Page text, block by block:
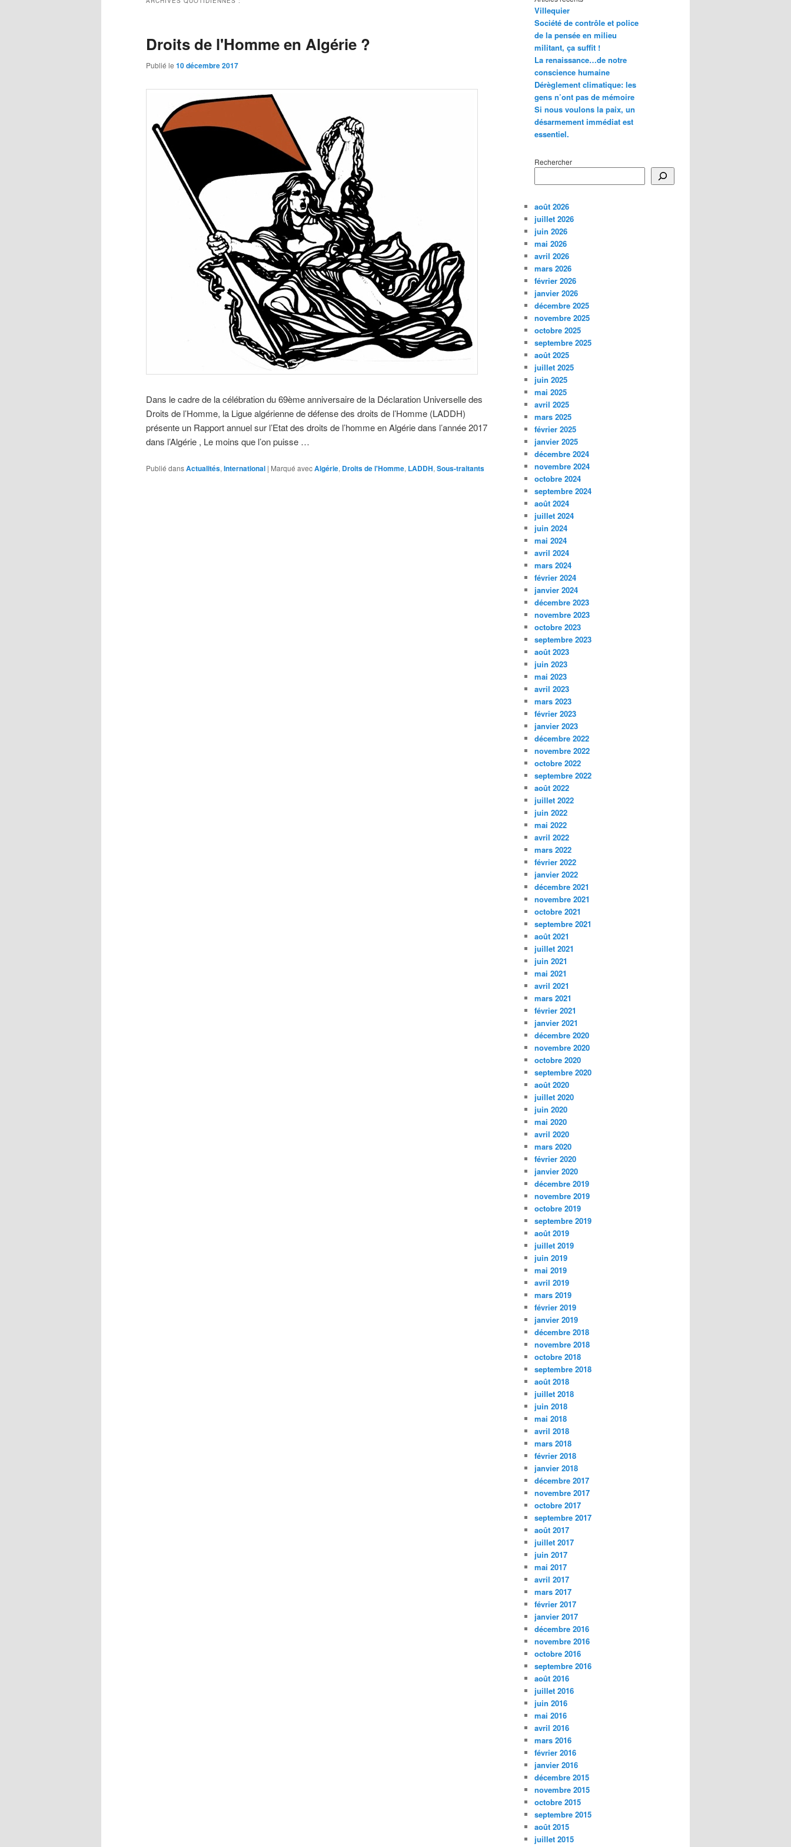
Droits de l'Homme en Algérie ?
Publié le 10 décembre 2017
Dans le cadre de la célébration du 69ème anniversaire de la Déclaration Universelle des
Droits de l’Homme, la Ligue algérienne de défense des droits de l’Homme (LADDH)
présente un Rapport annuel sur l’Etat des droits de l’homme en Algérie dans l’année 2017
dans l’Algérie , Le moins que l’on puisse …
Publié dansActualités, International | Marqué avecAlgérie, Droits de l'Homme, LADDH, Sous-traitants
Villequier
Société de contrôle et police
de la pensée en milieu
militant, ça suffit !
La renaissance…de notre
conscience humaine
Dérèglement climatique: les
gens n’ont pas de mémoire
Si nous voulons la paix, un
désarmement immédiat est
essentiel.
Rechercher
août 2026
juillet 2026
juin 2026
mai 2026
avril 2026
mars 2026
février 2026
janvier 2026
décembre 2025
novembre 2025
octobre 2025
septembre 2025
août 2025
juillet 2025
juin 2025
mai 2025
avril 2025
mars 2025
février 2025
janvier 2025
décembre 2024
novembre 2024
octobre 2024
septembre 2024
août 2024
juillet 2024
juin 2024
mai 2024
avril 2024
mars 2024
février 2024
janvier 2024
décembre 2023
novembre 2023
octobre 2023
septembre 2023
août 2023
juin 2023
mai 2023
avril 2023
mars 2023
février 2023
janvier 2023
décembre 2022
novembre 2022
octobre 2022
septembre 2022
août 2022
juillet 2022
juin 2022
mai 2022
avril 2022
mars 2022
février 2022
janvier 2022
décembre 2021
novembre 2021
octobre 2021
septembre 2021
août 2021
juillet 2021
juin 2021
mai 2021
avril 2021
mars 2021
février 2021
janvier 2021
décembre 2020
novembre 2020
octobre 2020
septembre 2020
août 2020
juillet 2020
juin 2020
mai 2020
avril 2020
mars 2020
février 2020
janvier 2020
décembre 2019
novembre 2019
octobre 2019
septembre 2019
août 2019
juillet 2019
juin 2019
mai 2019
avril 2019
mars 2019
février 2019
janvier 2019
décembre 2018
novembre 2018
octobre 2018
septembre 2018
août 2018
juillet 2018
juin 2018
mai 2018
avril 2018
mars 2018
février 2018
janvier 2018
décembre 2017
novembre 2017
octobre 2017
septembre 2017
août 2017
juillet 2017
juin 2017
mai 2017
avril 2017
mars 2017
février 2017
janvier 2017
décembre 2016
novembre 2016
octobre 2016
septembre 2016
août 2016
juillet 2016
juin 2016
mai 2016
avril 2016
mars 2016
février 2016
janvier 2016
décembre 2015
novembre 2015
octobre 2015
septembre 2015
août 2015
juillet 2015